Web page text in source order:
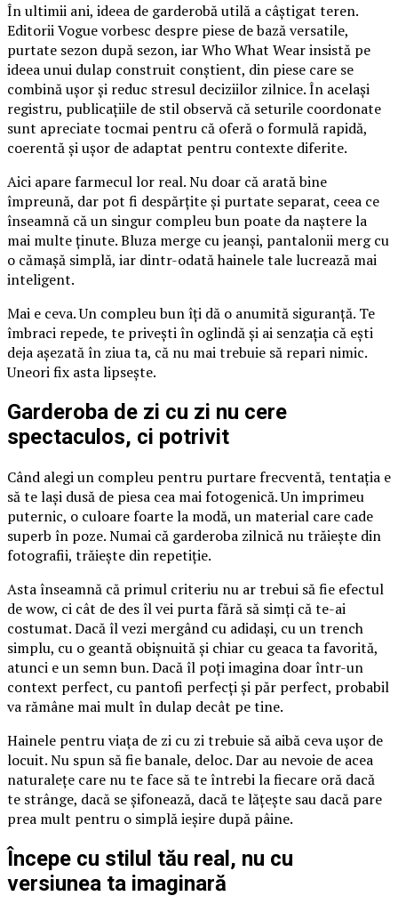
În ultimii ani, ideea de garderobă utilă a câștigat teren.
Editorii Vogue vorbesc despre piese de bază versatile,
purtate sezon după sezon, iar Who What Wear insistă pe
ideea unui dulap construit conștient, din piese care se
combină ușor și reduc stresul deciziilor zilnice. În același
registru, publicațiile de stil observă că seturile coordonate
sunt apreciate tocmai pentru că oferă o formulă rapidă,
coerentă și ușor de adaptat pentru contexte diferite.
Aici apare farmecul lor real. Nu doar că arată bine
împreună, dar pot fi despărțite și purtate separat, ceea ce
înseamnă că un singur compleu bun poate da naștere la
mai multe ținute. Bluza merge cu jeanși, pantalonii merg cu
o cămașă simplă, iar dintr-odată hainele tale lucrează mai
inteligent.
Mai e ceva. Un compleu bun îți dă o anumită siguranță. Te
îmbraci repede, te privești în oglindă și ai senzația că ești
deja așezată în ziua ta, că nu mai trebuie să repari nimic.
Uneori fix asta lipsește.
Garderoba de zi cu zi nu cere
spectaculos, ci potrivit
Când alegi un compleu pentru purtare frecventă, tentația e
să te lași dusă de piesa cea mai fotogenică. Un imprimeu
puternic, o culoare foarte la modă, un material care cade
superb în poze. Numai că garderoba zilnică nu trăiește din
fotografii, trăiește din repetiție.
Asta înseamnă că primul criteriu nu ar trebui să fie efectul
de wow, ci cât de des îl vei purta fără să simți că te-ai
costumat. Dacă îl vezi mergând cu adidași, cu un trench
simplu, cu o geantă obișnuită și chiar cu geaca ta favorită,
atunci e un semn bun. Dacă îl poți imagina doar într-un
context perfect, cu pantofi perfecți și păr perfect, probabil
va rămâne mai mult în dulap decât pe tine.
Hainele pentru viața de zi cu zi trebuie să aibă ceva ușor de
locuit. Nu spun să fie banale, deloc. Dar au nevoie de acea
naturalețe care nu te face să te întrebi la fiecare oră dacă
te strânge, dacă se șifonează, dacă te lățește sau dacă pare
prea mult pentru o simplă ieșire după pâine.
Începe cu stilul tău real, nu cu
versiunea ta imaginară